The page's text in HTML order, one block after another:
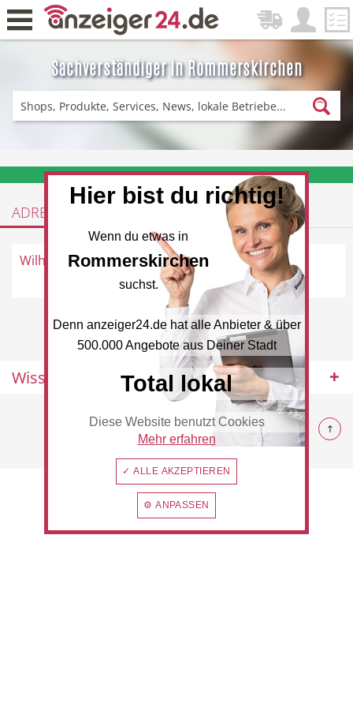
Sachverständiger in Rommerskirchen
Zurück
DE-News News
Restaurant Hotel
Beauty & Wellness Auto
Handwerk Sport & Freizeit
❤️ Aktuelle Angebote & Prospekte per Newsletter erhalten
ADRESSEN
Wilhelm Hartmann
Maternusstraße 43, 41569
Rommerskirchen
Wissenswertes
Hier bist du richtig!
Wenn du etwas in
Rommerskirchen
suchst.
Denn anzeiger24.de hat alle Anbieter & über
500.000 Angebote aus Deiner Stadt
Total lokal
Diese Website benutzt Cookies
Mehr erfahren
✓ ALLE AKZEPTIEREN
⚙ ANPASSEN